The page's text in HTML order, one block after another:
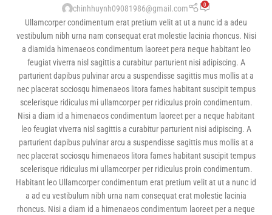
chinhhuynh09081986@gmail.com 0
Ullamcorper condimentum erat pretium velit at ut a nunc id a adeu
vestibulum nibh urna nam consequat erat molestie lacinia rhoncus. Nisi
a diamida himenaeos condimentum laoreet pera neque habitant leo
feugiat viverra nisl sagittis a curabitur parturient nisi adipiscing. A
parturient dapibus pulvinar arcu a suspendisse sagittis mus mollis at a
nec placerat sociosqu himenaeos litora fames habitant suscipit tempus
scelerisque ridiculus mi ullamcorper per ridiculus proin condimentum.
Nisi a diam id a himenaeos condimentum laoreet per a neque habitant
leo feugiat viverra nisl sagittis a curabitur parturient nisi adipiscing. A
parturient dapibus pulvinar arcu a suspendisse sagittis mus mollis at a
nec placerat sociosqu himenaeos litora fames habitant suscipit tempus
scelerisque ridiculus mi ullamcorper per ridiculus proin condimentum.
Habitant leo Ullamcorper condimentum erat pretium velit at ut a nunc id
a ad eu vestibulum nibh urna nam consequat erat molestie lacinia
rhoncus. Nisi a diam id a himenaeos condimentum laoreet per a neque